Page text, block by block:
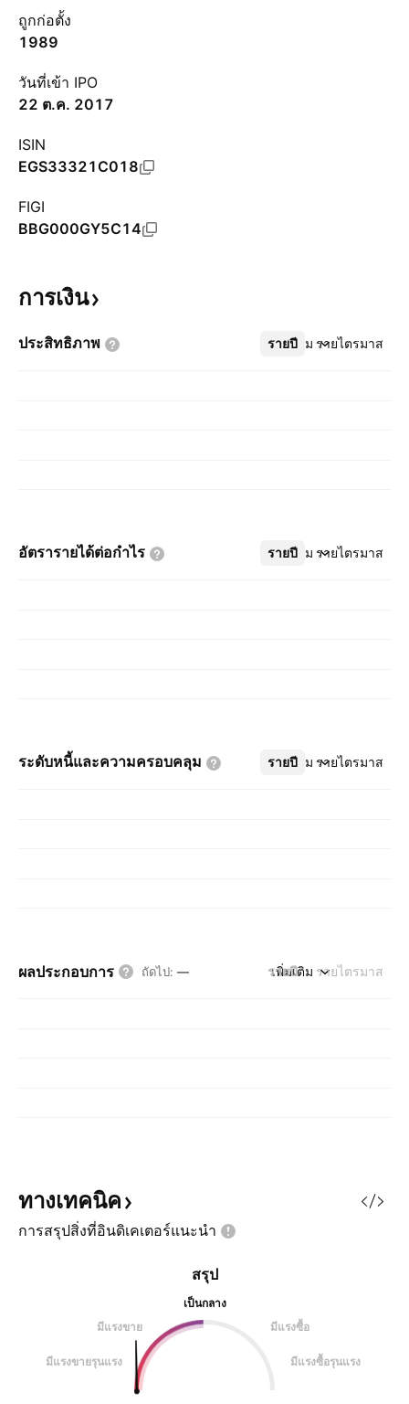
ถูกก่อตั้ง
1989
วันที่เข้า IPO
22 ต.ค. 2017
ISIN
EGS33321C018
FIGI
BBG000GY5C14
การเงิน
ประสิทธิภาพ รายปี รายไตรมาส
เพิ่มเติม
อัตรารายได้ต่อกำไร รายปี รายไตรมาส
เพิ่มเติม
ระดับหนี้และความครอบคลุม รายปี รายไตรมาส
เพิ่มเติม
ผลประกอบการ ถัดไป: — รายปี รายไตรมาส
เพิ่มเติม
ทางเทคนิค
การสรุปสิ่งที่อินดิเคเตอร์แนะนำ
สรุป
เป็นกลาง
มีแรงขาย
มีแรงซื้อ
มีแรงขายรุนแรง มีแรงซื้อรุนแรง